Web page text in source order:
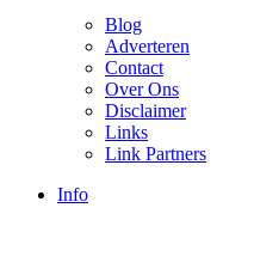
Blog
Adverteren
Contact
Over Ons
Disclaimer
Links
Link Partners
Info